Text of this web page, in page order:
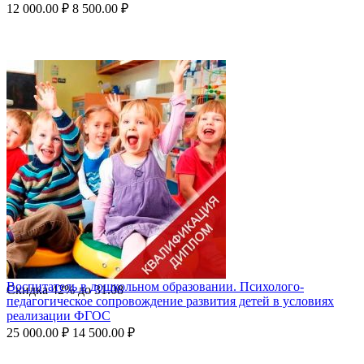
12 000.00 ₽ 8 500.00 ₽
Скидка42%до31.08
Воспитатель в дошкольном образовании. Психолого-
педагогическое сопровождение развития детей в условиях
реализации ФГОС
25 000.00 ₽ 14 500.00 ₽